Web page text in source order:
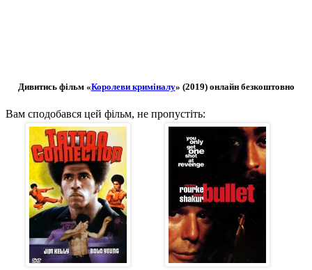
Дивитись фільм «Королеви криміналу» (2019) онлайн безкоштовно
Вам сподобався цей фільм, не пропустіть: